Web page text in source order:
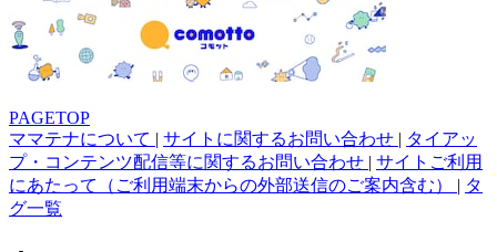
PAGETOP
ママテナについて | サイトに関するお問い合わせ | タイアッ
プ・コンテンツ配信等に関するお問い合わせ | サイトご利用
にあたって（ご利用端末からの外部送信のご案内含む） | タ
グ一覧